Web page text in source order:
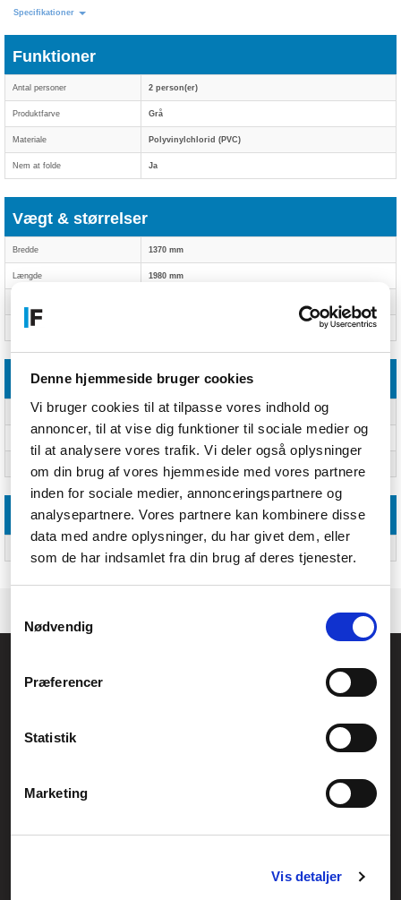
Denne hjemmeside bruger cookies
Vi bruger cookies til at tilpasse vores indhold og
annoncer, til at vise dig funktioner til sociale medier og
til at analysere vores trafik. Vi deler også oplysninger
om din brug af vores hjemmeside med vores partnere
inden for sociale medier, annonceringspartnere og
analysepartnere. Vores partnere kan kombinere disse
data med andre oplysninger, du har givet dem, eller
som de har indsamlet fra din brug af deres tjenester.
Nødvendig
Præferencer
Statistik
Marketing
Vis detaljer
Specifikationer
Funktioner
Antal personer 2 person(er)
Produktfarve Grå
Materiale Polyvinylchlorid (PVC)
Nem at folde Ja
Vægt & størrelser
Bredde 1370 mm
Længde 1980 mm
Vægt
Emballeringsdata
Pakkehøjde 110 mm
300 mm
Emballage indhold
CVR.: 26208637
Generelle henvendelser:
Service- og reklamationsafdelingen:
Opret reklamation